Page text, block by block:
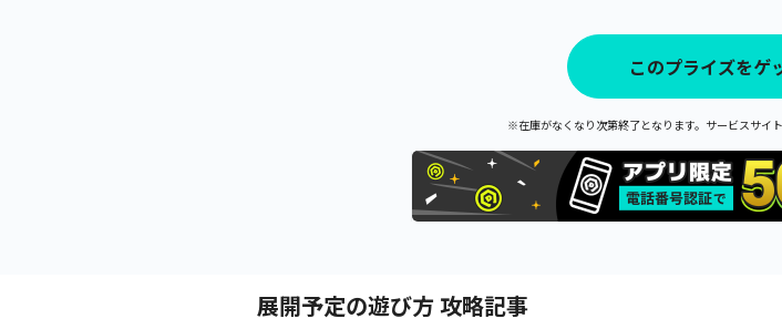
このプライズをゲ
※在庫がなくなり次第終了となります。サービスサイ
展開予定の遊び方 攻略記事